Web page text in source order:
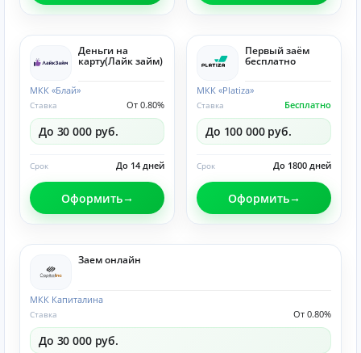
Деньги на
карту(Лайк займ)
МКК «Блай»
От 0.80%
Ставка
До 30 000 руб.
До 14 дней
Срок
Оформить
Первый заём
бесплатно
МКК «Platiza»
Бесплатно
Ставка
До 100 000 руб.
До 1800 дней
Срок
Оформить
Заем онлайн
МКК Капиталина
От 0.80%
Ставка
До 30 000 руб.